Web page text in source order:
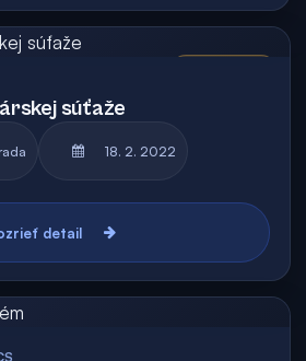
súťaže
18. 2. 2022
detail